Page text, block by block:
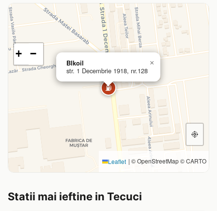
⛽
Blkoil
str. 1 Decembrie 1918, nr.128
×
+ −
Leaflet | © OpenStreetMap © CARTO
Statii mai ieftine in Tecuci